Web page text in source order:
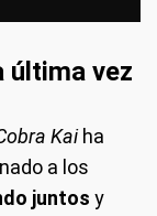
última vez
Kaiha
a los
juntos y